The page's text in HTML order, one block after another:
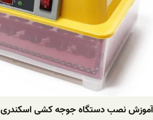
آموزش نصب دستگاه جوجه کشی اسکندری JDR 900